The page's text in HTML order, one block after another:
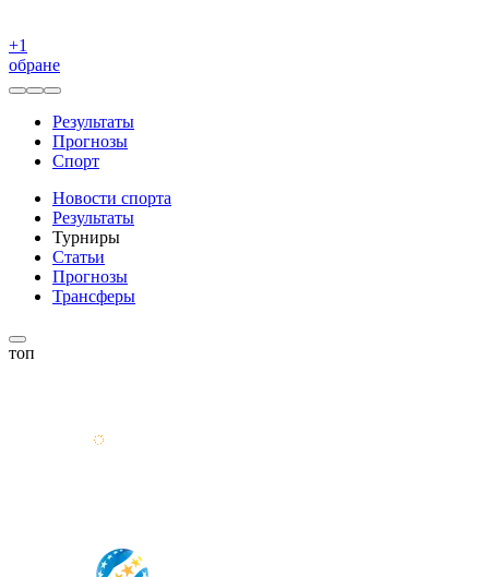
+1
обране
Результаты
Прогнозы
Спорт
Новости спорта
Результаты
Турниры
Статьи
Прогнозы
Трансферы
топ